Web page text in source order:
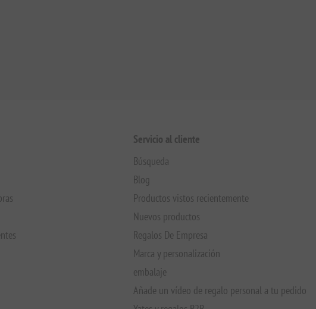
Servicio al cliente
Búsqueda
Blog
Productos vistos recientemente
Nuevos productos
Regalos De Empresa
Marca y personalización
embalaje
Añade un vídeo de regalo personal a tu pedido